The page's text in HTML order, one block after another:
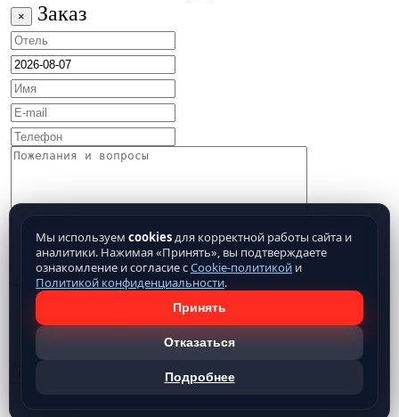
× Заказ
Мы используем cookiesдля корректной работы сайта и
аналитики. Нажимая «Принять», вы подтверждаете
ознакомление и согласие сCookie-политикой и
Политикой конфиденциальности.
Принять
Отказаться
Подробнее